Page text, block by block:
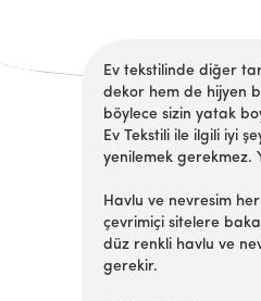
Ev tekstilinde diğer
dekor hem de hijyen
böylece sizin yatak
Ev Tekstili ile ilgili iyi
yenilemek gerekmez.
Havlu ve nevresim
çevrimiçi sitelere
düz renkli havlu ve
gerekir.